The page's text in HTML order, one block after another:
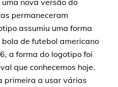
nova versão do
permaneceram
assumiu uma forma
de futebol americano
a forma do logotipo foi
que conhecemos hoje.
primeira a usar várias